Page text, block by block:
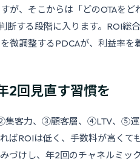
が、そこからは「どのOTAを
断する段階に入ります。ROI総
微調整するPDCAが、利益率を
2回見直す習慣を
集客力、③顧客層、④LTV、⑤運
ばROIは低く、手数料が高くて
づけし、年2回のチャネルミッ